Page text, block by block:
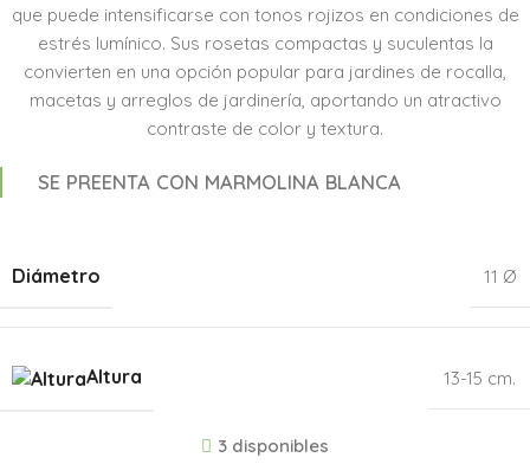
que puede intensificarse con tonos rojizos en condiciones de
estrés lumínico. Sus rosetas compactas y suculentas la
convierten en una opción popular para jardines de rocalla,
macetas y arreglos de jardinería, aportando un atractivo
contraste de color y textura.
SE PREENTA CON MARMOLINA BLANCA
Diámetro 11 Ø
Altura 13-15 cm.
3 disponibles